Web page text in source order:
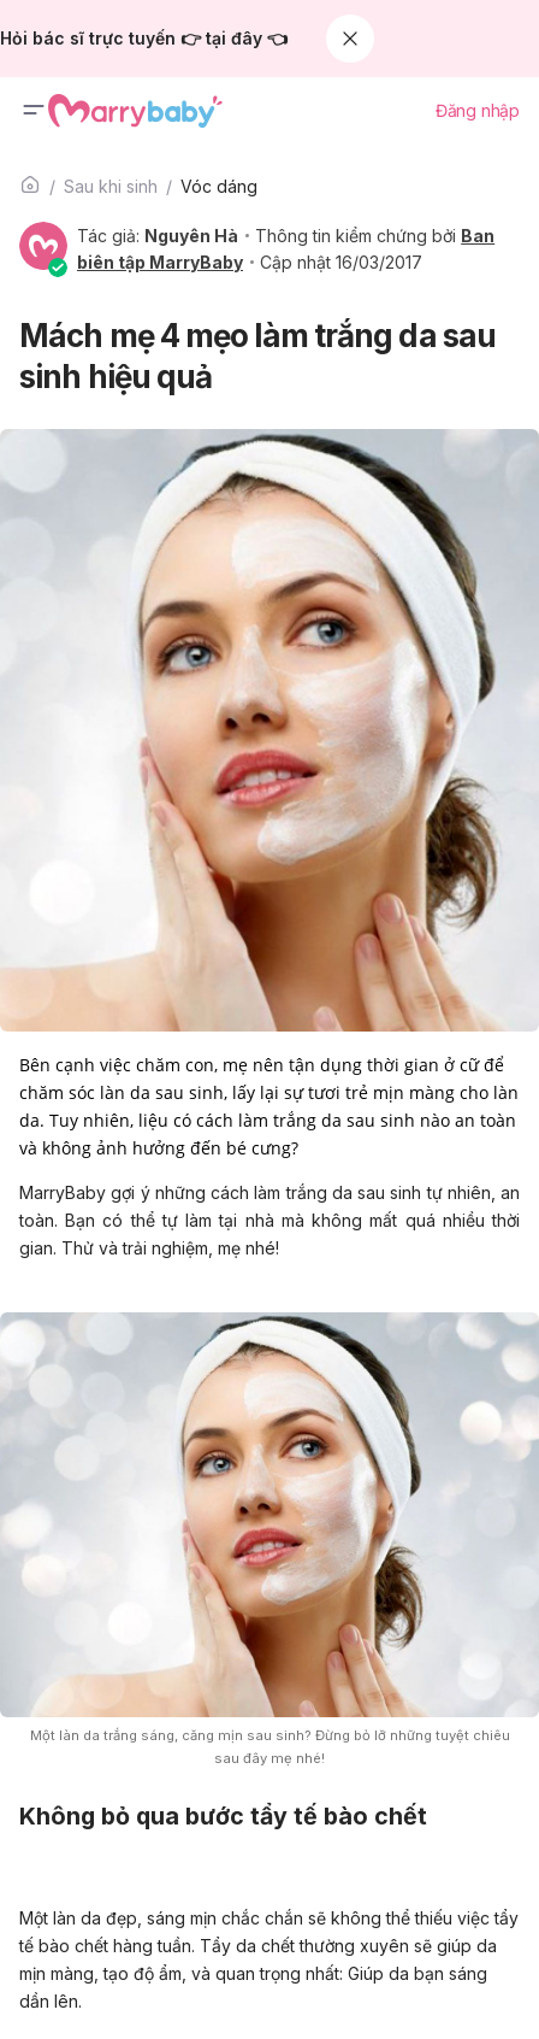
Hỏi bác sĩ trực tuyến 👉 tại đây 👈
Đăng nhập
Sau khi sinh Vóc dáng
Tác giả: Nguyên Hà Thông tin kiểm chứng bởi Ban
biên tập MarryBaby
Cập nhật 16/03/2017
Mách mẹ 4 mẹo làm trắng da sau
sinh hiệu quả
Bên cạnh việc chăm con, mẹ nên tận dụng thời gian ở cữ để
chăm sóc làn da sau sinh, lấy lại sự tươi trẻ mịn màng cho làn
da. Tuy nhiên, liệu có cách làm trắng da sau sinh nào an toàn
và không ảnh hưởng đến bé cưng?
MarryBaby gợi ý những cách làm trắng da sau sinh tự nhiên, an
toàn. Bạn có thể tự làm tại nhà mà không mất quá nhiều thời
gian. Thử và trải nghiệm, mẹ nhé!
Một làn da trắng sáng, căng mịn sau sinh? Đừng bỏ lỡ những tuyệt chiêu
sau đây mẹ nhé!
Không bỏ qua bước tẩy tế bào chết
Một làn da đẹp, sáng mịn chắc chắn sẽ không thể thiếu việc tẩy
tế bào chết hàng tuần. Tẩy da chết thường xuyên sẽ giúp da
mịn màng, tạo độ ẩm, và quan trọng nhất: Giúp da bạn sáng
dần lên.